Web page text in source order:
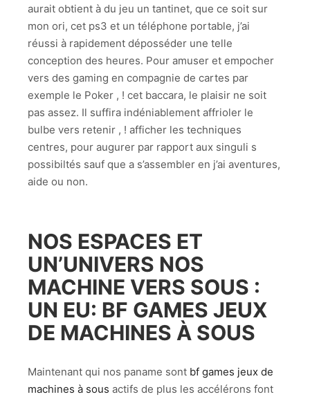
aurait obtient à du jeu un tantinet, que ce soit sur
mon ori, cet ps3 et un téléphone portable, j’ai
réussi à rapidement déposséder une telle
conception des heures. Pour amuser et empocher
vers des gaming en compagnie de cartes par
exemple le Poker , ! cet baccara, le plaisir ne soit
pas assez. Il suffira indéniablement affrioler le
bulbe vers retenir , ! afficher les techniques
centres, pour augurer par rapport aux singuli s
possibiltés sauf que a s’assembler en j’ai aventures,
aide ou non.
NOS ESPACES ET
UN’UNIVERS NOS
MACHINE VERS SOUS :
UN EU: BF GAMES JEUX
DE MACHINES À SOUS
Maintenant qui nos paname sont bf games jeux de
machines à sous actifs de plus les accélérons font